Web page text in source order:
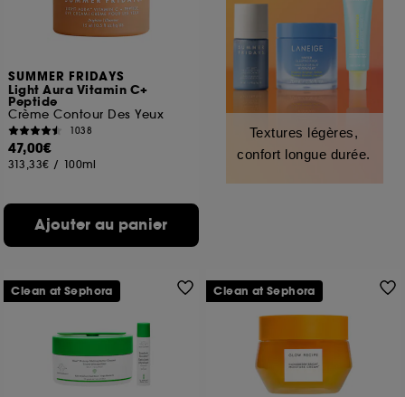
SUMMER FRIDAYS
Light Aura Vitamin C+
Peptide
Crème Contour Des Yeux
1038
47,00€
313,33€ / 100ml
Ajouter au panier
Textures légères,
confort longue durée.
Clean at Sephora Clean at Sephora